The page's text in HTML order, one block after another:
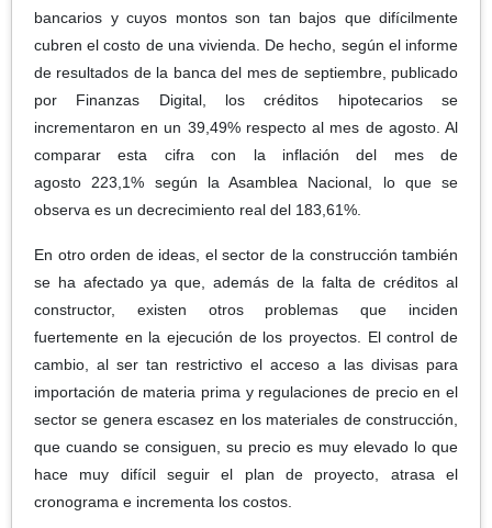
bancarios y cuyos montos son tan bajos que difícilmente
cubren el costo de una vivienda. De hecho, según el informe
de resultados de la banca del mes de septiembre, publicado
por Finanzas Digital, los créditos hipotecarios se
incrementaron en un 39,49% respecto al mes de agosto. Al
comparar esta cifra con la inflación del mes de
agosto 223,1% según la Asamblea Nacional, lo que se
observa es un decrecimiento real del 183,61%.
En otro orden de ideas, el sector de la construcción también
se ha afectado ya que, además de la falta de créditos al
constructor, existen otros problemas que inciden
fuertemente en la ejecución de los proyectos. El control de
cambio, al ser tan restrictivo el acceso a las divisas para
importación de materia prima y regulaciones de precio en el
sector se genera escasez en los materiales de construcción,
que cuando se consiguen, su precio es muy elevado lo que
hace muy difícil seguir el plan de proyecto, atrasa el
cronograma e incrementa los costos.